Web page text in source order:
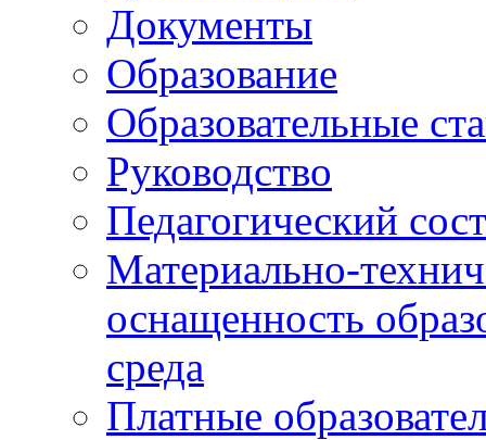
Документы
Образование
Образовательные
Руководство
Педагогический
Материально-
оснащенность
среда
Платные